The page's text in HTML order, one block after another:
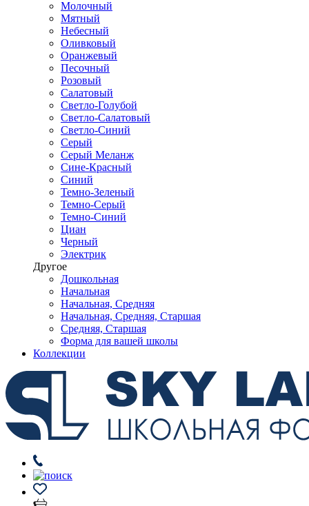
Молочный
Мятный
Небесный
Оливковый
Оранжевый
Песочный
Розовый
Салатовый
Светло-Голубой
Светло-Салатовый
Светло-Синий
Серый
Серый Меланж
Сине-Красный
Синий
Темно-Зеленый
Темно-Серый
Темно-Синий
Циан
Черный
Электрик
Другое
Дошкольная
Начальная
Начальная, Средняя
Начальная, Средняя, Старшая
Средняя, Старшая
Форма для вашей школы
Коллекции